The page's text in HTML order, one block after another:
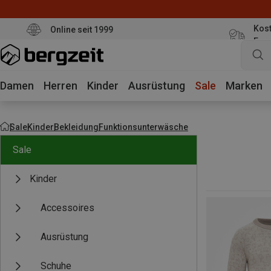
Online seit 1999
Euro
Damen Herren Kinder Ausrüstung Sale Marken
SaleKinderBekleidungFunktionsunterwäsche
Sale
Kinder
Accessoires
Ausrüstung
Schuhe